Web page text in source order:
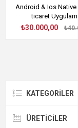
Android & Ios Native
ticaret
₺30.000,00
KATEGORILER
ÜRETICILER